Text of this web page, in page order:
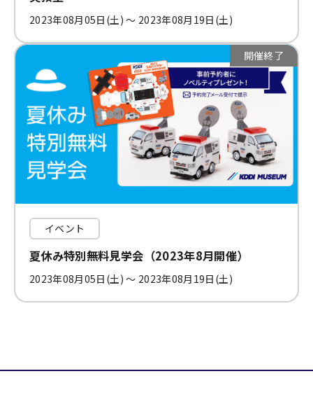
2023年08月05日(土) 〜 2023年08月19日(土)
開催終了
イベント
夏休み特別無料見学会（2023年8月開催）
2023年08月05日(土) 〜 2023年08月19日(土)